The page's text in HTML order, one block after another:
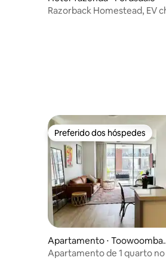
Razorback Homestead, EV
Preferido dos hóspedes
Preferido dos hóspedes
Apartamento ⋅ Toowoomba
City
Apartamento de 1 quarto